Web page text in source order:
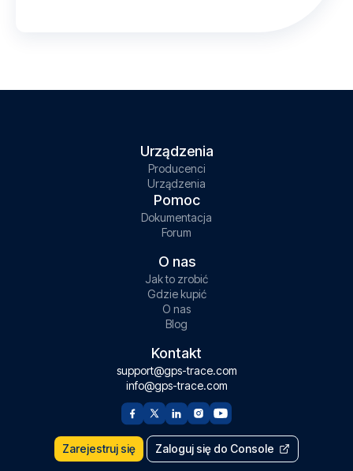
Urządzenia
Producenci
Urządzenia
Pomoc
Dokumentacja
Forum
O nas
Jak to zrobić
Gdzie kupić
O nas
Blog
Kontakt
support@gps-trace.com
info@gps-trace.com
Zarejestruj się Zaloguj się do Console